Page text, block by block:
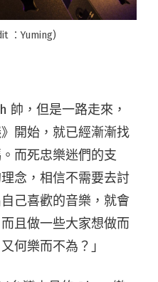
：Yuming)
帥，但是一路走來，
開始，就已經漸漸找
而死忠樂迷們的支
念，相信不需要去討
己喜歡的音樂，就會
且做一些大家想做而
何樂而不為？」